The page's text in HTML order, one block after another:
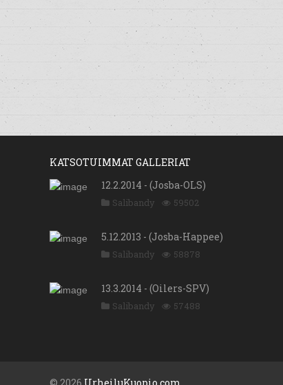
KATSOTUIMMAT GALLERIAT
12.2.2014 - (Josba-OLS)
Salibandy 59502
5.12.2013 - (Josba-Happee)
Salibandy 58878
13.3.2014 - (Oilers-SPV)
Salibandy 57488